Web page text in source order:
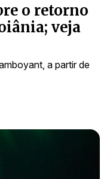
o retorno
veja
a partir de